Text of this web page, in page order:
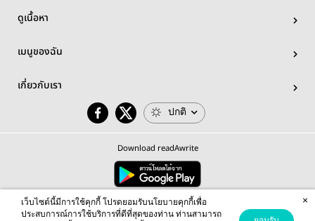
ดูเนื้อหา
เมนูของฉัน
เกี่ยวกับเรา
ปกติ
Download readAwrite
© 2026 readAwrite.com by MEB Corporation Public Company Limited
This site is protected by reCAPTCHA and the Google Privacy Policy Terms of Serviceapply.
เว็บไซต์นี้มีการใช้คุกกี้ โปรดยอมรับนโยบายคุกกี้เพื่อ
ประสบการณ์การใช้บริการที่ดีที่สุดของท่าน ท่านสามารถ
×